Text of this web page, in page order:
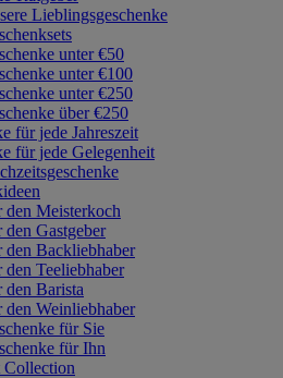
Lieblingsgeschenke
unter €50
unter €100
unter €250
über €250
für jede Jahreszeit
für jede Gelegenheit
den Meisterkoch
den Gastgeber
den Backliebhaber
den Teeliebhaber
den Barista
den Weinliebhaber
für Sie
für Ihn
Collection